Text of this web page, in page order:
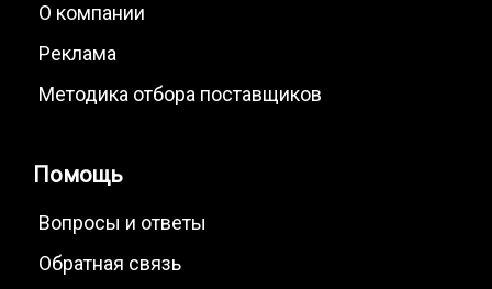
О компании
Реклама
Методика отбора поставщиков
Помощь
Вопросы и ответы
Обратная связь